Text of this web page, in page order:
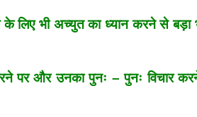
लिए भी अच्युत का ध्यान करने से बड़ा
और उनका पुनः – पुनः विचार करने